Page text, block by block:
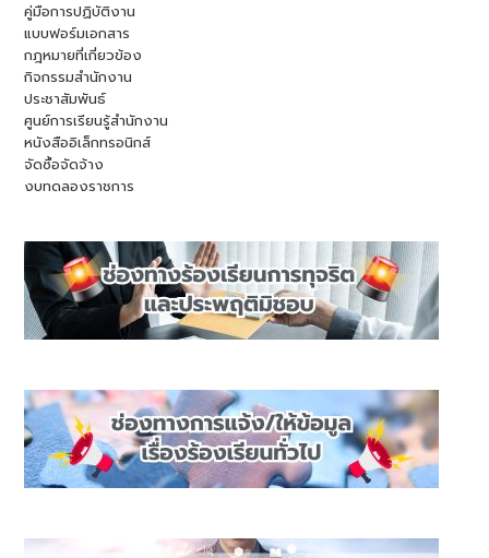
คู่มือการปฏิบัติงาน
แบบฟอร์มเอกสาร
กฎหมายที่เกี่ยวข้อง
กิจกรรมสำนักงาน
ประชาสัมพันธ์
ศูนย์การเรียนรู้สำนักงาน
หนังสืออิเล็กทรอนิกส์
จัดซื้อจัดจ้าง
งบทดลองราชการ